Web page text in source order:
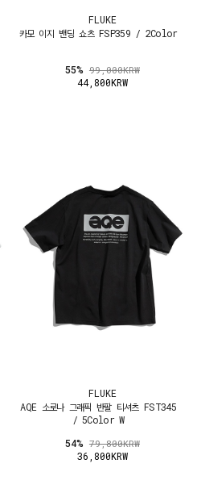
FLUKE
카모 이지 밴딩 쇼츠 FSP359 / 2Color
55% 99,000KRW
44,800KRW
FLUKE
AQE 소로나 그래픽 반팔 티셔츠 FST345
/ 5Color W
54% 79,800KRW
36,800KRW